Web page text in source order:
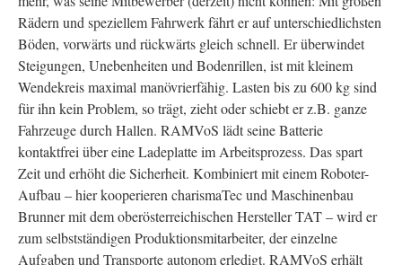
Rädern und speziellem Fahrwerk fährt er auf unterschiedlichsten
Böden, vorwärts und rückwärts gleich schnell. Er überwindet
Steigungen, Unebenheiten und Bodenrillen, ist mit kleinem
Wendekreis maximal manövrierfähig. Lasten bis zu 600 kg sind
für ihn kein Problem, so trägt, zieht oder schiebt er z.B. ganze
Fahrzeuge durch Hallen. RAMVoS lädt seine Batterie
kontaktfrei über eine Ladeplatte im Arbeitsprozess. Das spart
Zeit und erhöht die Sicherheit. Kombiniert mit einem Roboter-
Aufbau – hier kooperieren charismaTec und Maschinenbau
Brunner mit dem oberösterreichischen Hersteller TAT – wird er
zum selbstständigen Produktionsmitarbeiter, der einzelne
Aufgaben und Transporte autonom erledigt. RAMVoS erhält